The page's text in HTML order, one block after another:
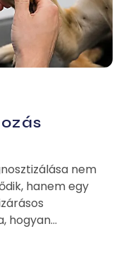
nem
hanem egy
hogyan...